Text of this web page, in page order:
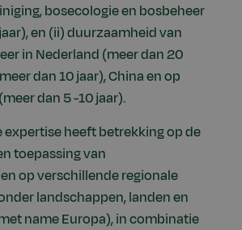
bosecologie en bosbeheer
en (ii) duurzaamheid van
in Nederland (meer dan 20
dan 10 jaar), China en op
dan 5 -10 jaar).
expertise heeft betrekking op de
toepassing van
op verschillende regionale
landschappen, landen en
name Europa), in combinatie